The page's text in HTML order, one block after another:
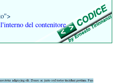
del contenitore